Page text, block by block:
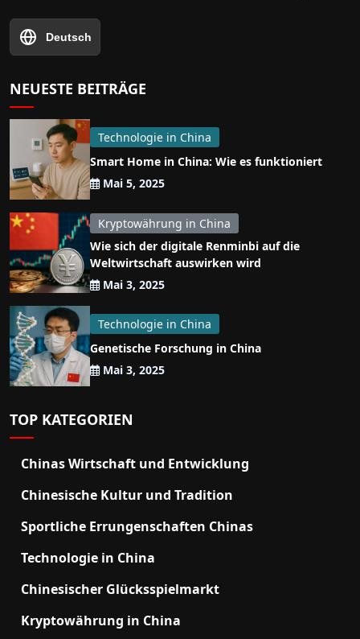
Deutsch
NEUESTE BEITRÄGE
Technologie in China
Smart Home in China: Wie es funktioniert
Mai 5, 2025
Kryptowährung in China
Wie sich der digitale Renminbi auf die
Weltwirtschaft auswirken wird
Mai 3, 2025
Technologie in China
Genetische Forschung in China
Mai 3, 2025
TOP KATEGORIEN
Chinas Wirtschaft und Entwicklung
Chinesische Kultur und Tradition
Sportliche Errungenschaften Chinas
Technologie in China
Chinesischer Glücksspielmarkt
Kryptowährung in China